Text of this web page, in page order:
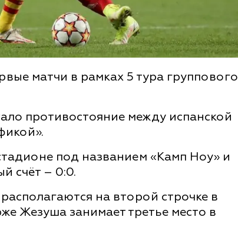
матчи в рамках 5 тура группового
противостояние между испанской
под названием «Камп Ноу» и
счёт – 0:0.
на второй строчке в
Жезуша занимает третье место в